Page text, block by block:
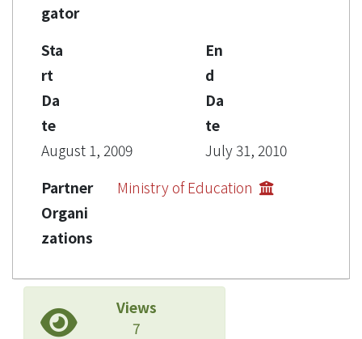
gator
Sta
rt
Da
te
August 1, 2009
En
d
Da
te
July 31, 2010
Partner
Organi
zations
Ministry of Education
Views
7